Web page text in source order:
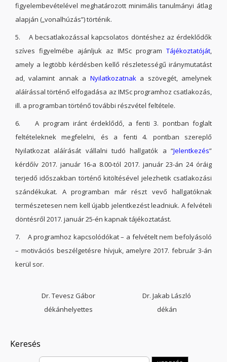
figyelembevételével meghatározott minimális tanulmányi átlag
alapján („vonalhúzás”) történik.
5. A becsatlakozással kapcsolatos döntéshez az érdeklődők
szíves figyelmébe ajánljuk az IMSc program Tájékoztatóját,
amely a legtöbb kérdésben kellő részletességű iránymutatást
ad, valamint annak a Nyilatkozatnaka szövegét, amelynek
aláírással történő elfogadása az IMSc programhoz csatlakozás,
ill. a programban történő további részvétel feltétele.
6. A program iránt érdeklődő, a fenti 3. pontban foglalt
feltételeknek megfelelni, és a fenti 4. pontban szereplő
Nyilatkozat aláírását vállalni tudó hallgatók a “Jelentkezés”
kérdőív 2017. január 16-a 8.00-tól 2017. január 23-án 24 óráig
terjedő időszakban történő kitöltésével jelezhetik csatlakozási
szándékukat. A programban már részt vevő hallgatóknak
természetesen nem kell újabb jelentkezést leadniuk. A felvételi
döntésről 2017. január 25-én kapnak tájékoztatást.
7. A programhoz kapcsolódókat – a felvételt nem befolyásoló
– motivációs beszélgetésre hívjuk, amelyre 2017. február 3-án
kerül sor.
Dr. Tevesz Gábor
dékánhelyettes
Dr. Jakab László
dékán
Keresés